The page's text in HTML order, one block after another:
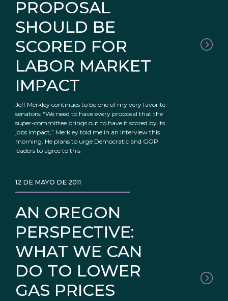
PROPOSAL
SHOULD BE
SCORED FOR
LABOR MARKET
IMPACT
Jeff Merkley continues to be one of my very favorite
senators: “We need to have every proposal that the
super-committee brings out to have it scored by its
jobs impact,” Merkley told me in an interview this
morning. He plans to urge Democratic and GOP
leaders to agree to this
AN OREGON
PERSPECTIVE:
WHAT WE CAN
DO TO LOWER
GAS PRICES
12 DE MAYO DE 2011